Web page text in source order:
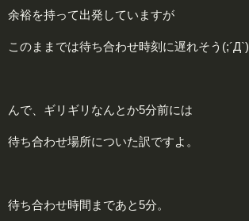
余裕を持って出発していますが
このままでは待ち合わせ時刻に遅れそう(;´Д`)
んで、ギリギリなんとか5分前には
待ち合わせ場所についた訳ですよ。
待ち合わせ時間まであと5分。